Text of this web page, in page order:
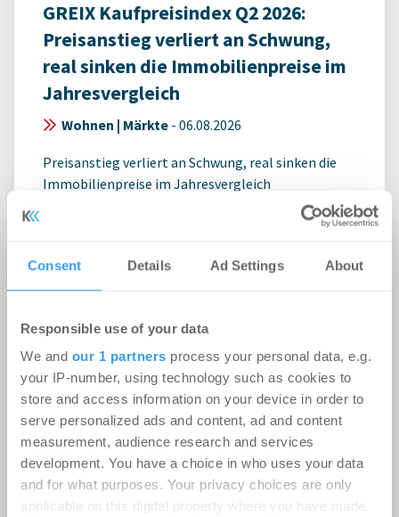
Consent Details Ad Settings About
Responsible use of your data
We and our 1 partners process your personal data, e.g.
your IP-number, using technology such as cookies to
store and access information on your device in order to
serve personalized ads and content, ad and content
measurement, audience research and services
development. You have a choice in who uses your data
and for what purposes. Your privacy choices are only
applicable on this digital property where you have made
GREIX Kaufpreisindex Q2 2026:
Preisanstieg verliert an Schwung,
real sinken die Immobilienpreise im
Jahresvergleich
Wohnen | Märkte - 06.08.2026
Preisanstieg verliert an Schwung, real sinken die
Immobilienpreise im Jahresvergleich
Ginkgo gründet Joint Venture mit
ALP.X zur Entwicklung des